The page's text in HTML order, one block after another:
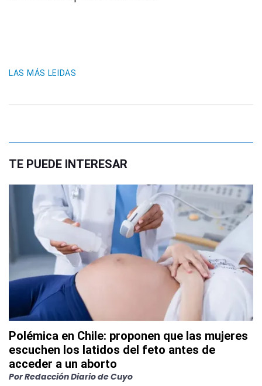
LAS MÁS LEIDAS
TE PUEDE INTERESAR
Polémica en Chile: proponen que las mujeres
escuchen los latidos del feto antes de
acceder a un aborto
PorRedacción Diario de Cuyo